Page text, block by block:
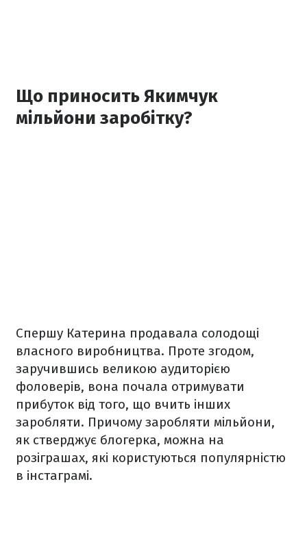
Що приносить Якимчук
мільйони заробітку?
Спершу Катерина продавала солодощі
власного виробництва. Проте згодом,
заручившись великою аудиторією
фоловерів, вона почала отримувати
прибуток від того, що вчить інших
заробляти. Причому заробляти мільйони,
як стверджує блогерка, можна на
розіграшах, які користуються популярністю
в інстаграмі.